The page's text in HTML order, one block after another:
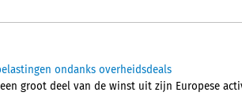
ondanks overheidsdeals
groot deel van de winst uit zijn Europese